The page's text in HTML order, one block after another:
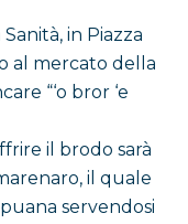
in Piazza
al mercato della
“‘o bror ‘e
il brodo sarà
il quale
servendosi